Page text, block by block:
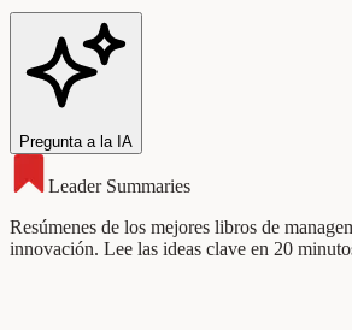
Pregunta a la IA
Leader Summaries
Resúmenes de los mejores libros de
innovación. Lee las ideas clave en 20